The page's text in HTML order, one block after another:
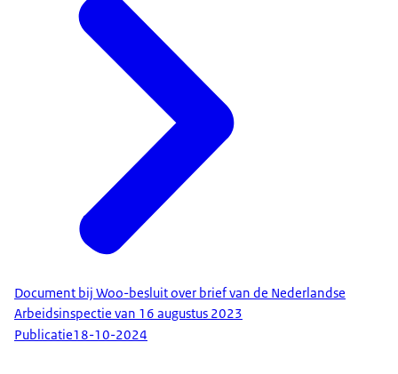
Document bij Woo-besluit over brief van de Nederlandse
Arbeidsinspectie van 16 augustus 2023
Publicatie18-10-2024